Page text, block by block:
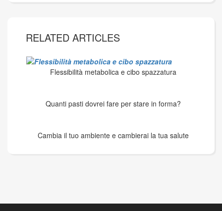
RELATED ARTICLES
Flessibilità metabolica e cibo spazzatura
Quanti pasti dovrei fare per stare in forma?
Cambia il tuo ambiente e cambierai la tua salute